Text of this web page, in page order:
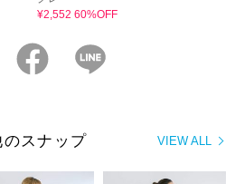
¥2,552 60%OFF
facebook
VIEW ALL
のスナップ